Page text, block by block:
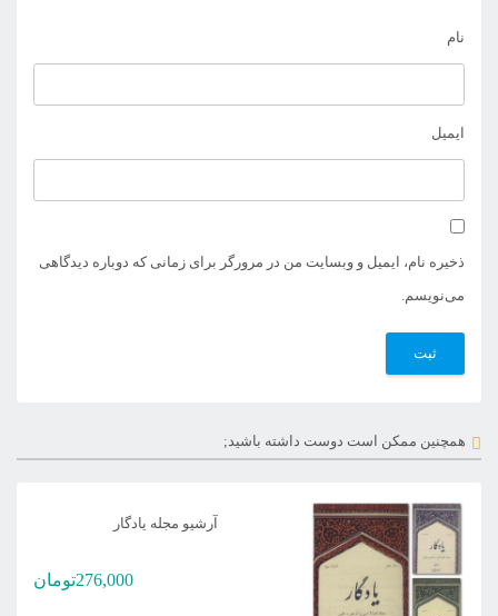
نام
ایمیل
ذخیره نام، ایمیل و وبسایت من در مرورگر برای زمانی که دوباره دیدگاهی
می‌نویسم.
همچنین ممکن است دوست داشته باشید;
آرشیو مجله یادگار
276,000تومان